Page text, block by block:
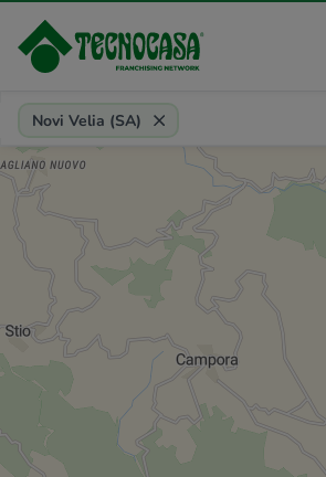
Provincia, comune, zona, riferimento
Novi Velia (SA)